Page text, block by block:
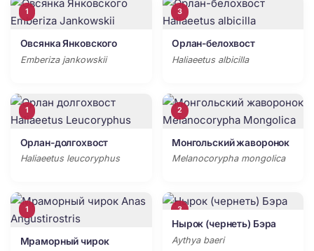
1
Овсянка Янковского
Emberiza jankowskii
3
Орлан-белохвост
Haliaeetus albicilla
1
Орлан-долгохвост
Haliaeetus leucoryphus
2
Монгольский жаворонок
Melanocorypha mongolica
1
Мраморный чирок
3
Нырок (чернеть) Бэра
Aythya baeri